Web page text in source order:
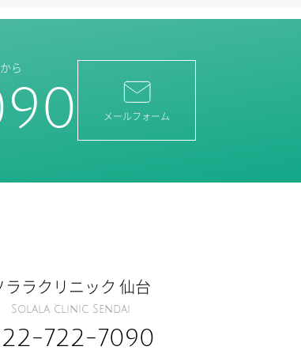
ら
メールフォーム
ララクリニック 仙台
Solala clinic Sendai
722-7090